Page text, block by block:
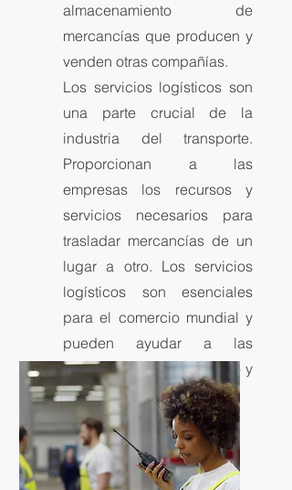
almacenamiento de
mercancías que producen y
venden otras compañías.
Los servicios logísticos son
una parte crucial de la
industria del transporte.
Proporcionan a las
empresas los recursos y
servicios necesarios para
trasladar mercancías de un
lugar a otro. Los servicios
logísticos son esenciales
para el comercio mundial y
pueden ayudar a las
empresas a ahorrar tiempo y
dinero